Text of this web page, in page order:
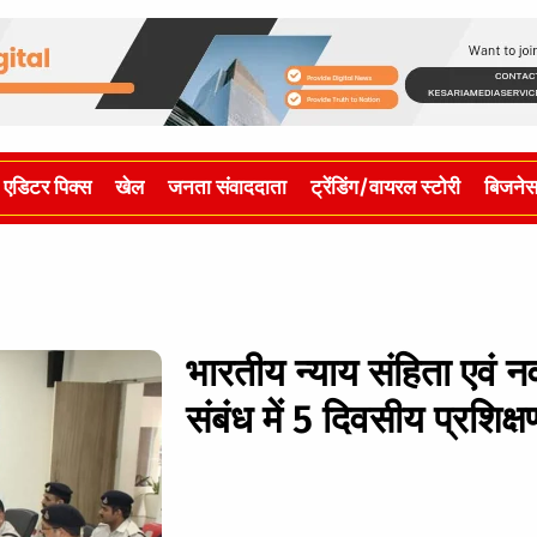
एडिटर पिक्स खेल जनता संवाददाता ट्रेंडिंग/वायरल स्टोरी बिजनेस
भारतीय न्याय संहिता
संबंध में 5 दिवसीय